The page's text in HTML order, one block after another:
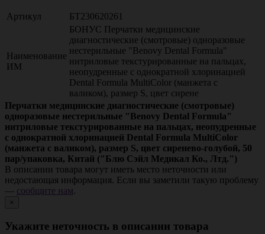
Артикул БТ230620261
Наименование
ИМ
БОНУС Перчатки медицинские
диагностические (смотровые) одноразовые
нестерильные "Benovy Dental Formula"
нитриловые текстурированные на пальцах,
неопудренные с однократной хлоринацией
Dental Formula MultiColor (манжета с
валиком), размер S, цвет сирене
Перчатки медицинские диагностические (смотровые)
одноразовые нестерильные "Benovy Dental Formula"
нитриловые текстурированные на пальцах, неопудренные
с однократной хлоринацией Dental Formula MultiColor
(манжета с валиком), размер S, цвет сиренево-голубой, 50
пар/упаковка, Китай ("Блю Сэйл Медикал Ко., Лтд.")
В описании товара могут иметь место неточности или
недостающая информация. Если вы заметили такую проблему
— сообщите нам.
×
Укажите неточность в описании товара